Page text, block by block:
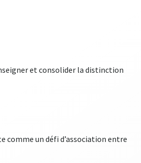
et consolider la distinction
comme un défi d’association entre